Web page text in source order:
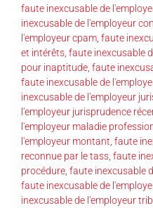
faute inexcusable de
inexcusable de l'employeur
l'employeur cpam faute
et intérêts faute inexcusable
pour inaptitude faute
faute inexcusable de
inexcusable de l'employeur
l'employeur jurisprudence
l'employeur maladie
l'employeur montant faute
reconnue par le tass faute
procédure faute inexcusable
faute inexcusable de
inexcusable de l'employeur